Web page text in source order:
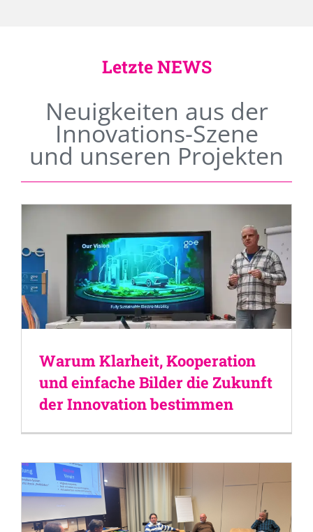
Letzte NEWS
Neuigkeiten aus der
Innovations-Szene
und unseren Projekten
Warum Klarheit, Kooperation
und einfache Bilder die Zukunft
der Innovation bestimmen